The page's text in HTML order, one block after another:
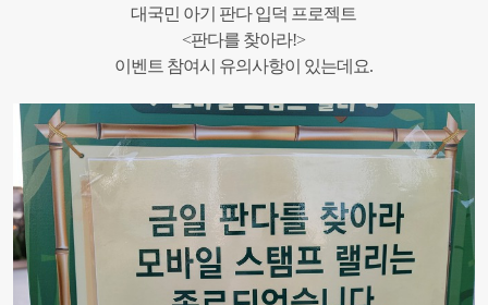
대국민 아기 판다 입덕 프로젝트
<판다를 찾아라!>
이벤트 참여시 유의사항이 있는데요.